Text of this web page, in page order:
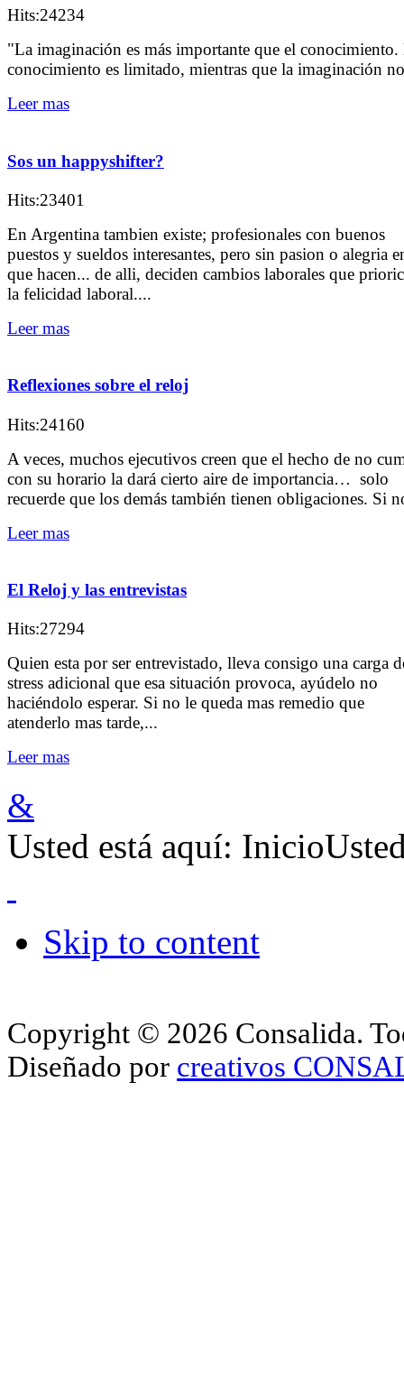
Hits:24234
"La imaginación es más importante que el conocimiento.
conocimiento es limitado, mientras que la imaginación
Leer mas
Sos un happyshifter?
Hits:23401
En Argentina tambien existe; profesionales con buenos
puestos y sueldos interesantes, pero sin pasion o alegria
que hacen... de alli, deciden cambios laborales que
la felicidad laboral....
Leer mas
Reflexiones sobre el reloj
Hits:24160
A veces, muchos ejecutivos creen que el hecho de no
con su horario la dará cierto aire de importancia… solo
recuerde que los demás también tienen obligaciones. Si
Leer mas
El Reloj y las entrevistas
Hits:27294
Quien esta por ser entrevistado, lleva consigo una carga
stress adicional que esa situación provoca, ayúdelo no
haciéndolo esperar. Si no le queda mas remedio que
atenderlo mas tarde,...
Leer mas
&
Usted está aquí: Inicio
Skip to content
Copyright © 2026 Consalida.
Diseñado por creativos